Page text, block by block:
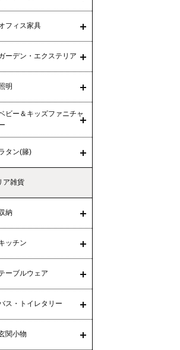
フィス家具
ーデン・エクステリア
明
ビー＆キッズファニチャ
タン(籐)
ア雑貨
納
ッチン
ーブルウェア
ス・トイレタリー
関小物